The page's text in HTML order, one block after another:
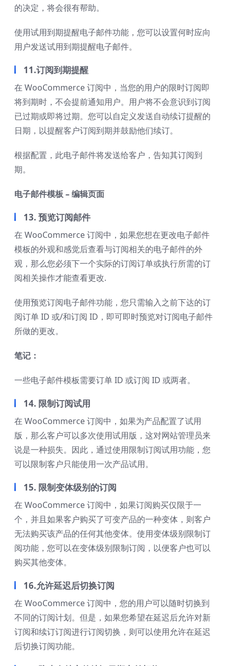
的决定，将会很有帮助。
使用试用到期提醒电子邮件功能，您可以设置何时应向
用户发送试用到期提醒电子邮件。
11.订阅到期提醒
在 WooCommerce 订阅中，当您的用户的限时订阅即
将到期时，不会提前通知用户。用户将不会意识到订阅
已过期或即将过期。您可以自定义发送自动续订提醒的
日期，以提醒客户订阅到期并鼓励他们续订。
根据配置，此电子邮件将发送给客户，告知其订阅到
期。
电子邮件模板 – 编辑页面
13. 预览订阅邮件
在 WooCommerce 订阅中，如果您想在更改电子邮件
模板的外观和感觉后查看与订阅相关的电子邮件的外
观，那么您必须下一个实际的订阅订单或执行所需的订
阅相关操作才能查看更改.
使用预览订阅电子邮件功能，您只需输入之前下达的订
阅订单 ID 或/和订阅 ID，即可即时预览对订阅电子邮件
所做的更改。
笔记：
一些电子邮件模板需要订单 ID 或订阅 ID 或两者。
14. 限制订阅试用
在 WooCommerce 订阅中，如果为产品配置了试用
版，那么客户可以多次使用试用版，这对网站管理员来
说是一种损失。因此，通过使用限制订阅试用功能，您
可以限制客户只能使用一次产品试用。
15. 限制变体级别的订阅
在 WooCommerce 订阅中，如果订阅购买仅限于一
个，并且如果客户购买了可变产品的一种变体，则客户
无法购买该产品的任何其他变体。使用变体级别限制订
阅功能，您可以在变体级别限制订阅，以便客户也可以
购买其他变体。
16.允许延迟后切换订阅
在 WooCommerce 订阅中，您的用户可以随时切换到
不同的订阅计划。但是，如果您希望在延迟后允许对新
订阅和续订订阅进行订阅切换，则可以使用允许在延迟
后切换订阅功能。